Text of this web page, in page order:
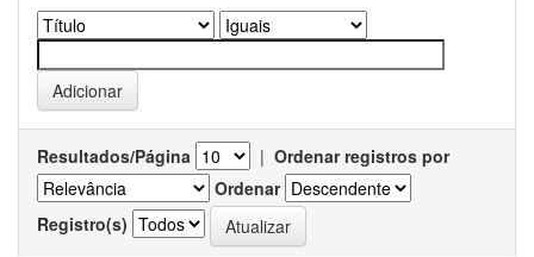
Resultados/Página | Ordenar registros por
Ordenar
Registro(s)